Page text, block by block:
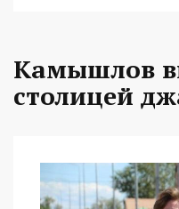
Камышлов
столицей